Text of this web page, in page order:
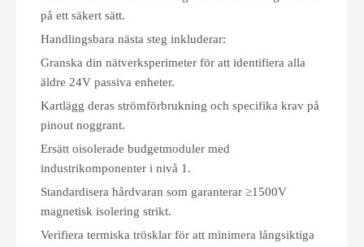
på ett säkert sätt.
Handlingsbara nästa steg inkluderar:
Granska din nätverksperimeter för att identifiera alla
äldre 24V passiva enheter.
Kartlägg deras strömförbrukning och specifika krav på
pinout noggrant.
Ersätt oisolerade budgetmoduler med
industrikomponenter i nivå 1.
Standardisera hårdvaran som garanterar ≥1500V
magnetisk isolering strikt.
Verifiera termiska trösklar för att minimera långsiktiga